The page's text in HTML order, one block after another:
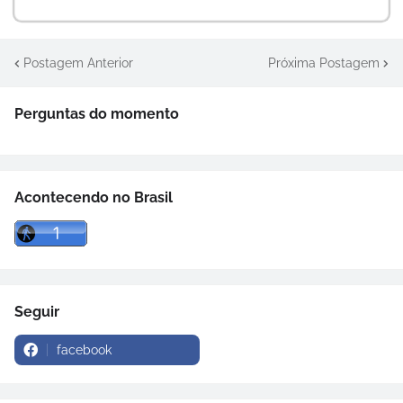
Postagem Anterior Próxima Postagem
Perguntas do momento
Acontecendo no Brasil
Seguir
facebook